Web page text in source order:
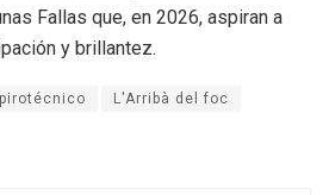
Fallas que, en 2026, aspiran a
y brillantez.
L'Arribà del foc